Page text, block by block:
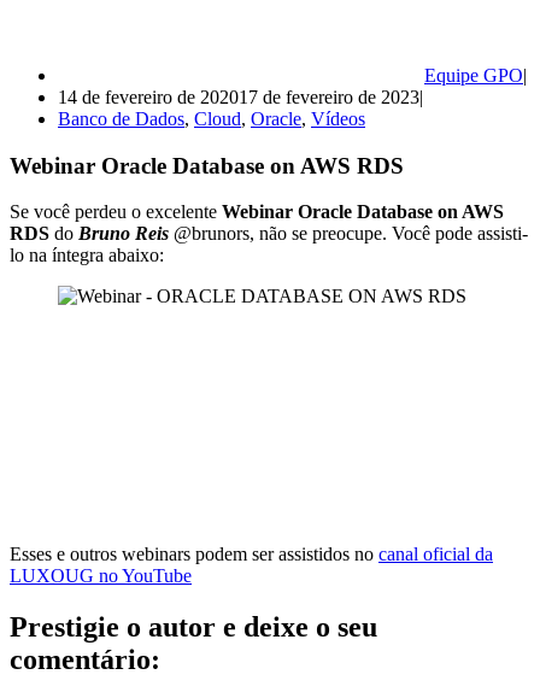
Equipe GPO
14 de fevereiro de 202017 de fevereiro de 2023
Banco de Dados, Cloud, Oracle, Vídeos
Webinar Oracle Database on AWS RDS
Se você perdeu o excelente Webinar Oracle Database on AWS
RDS do Bruno Reis @brunors, não se preocupe. Você pode assisti-
lo na íntegra abaixo:
Esses e outros webinars podem ser assistidos no canal oficial da
LUXOUG no YouTube
Prestigie o autor e deixe o seu
comentário: